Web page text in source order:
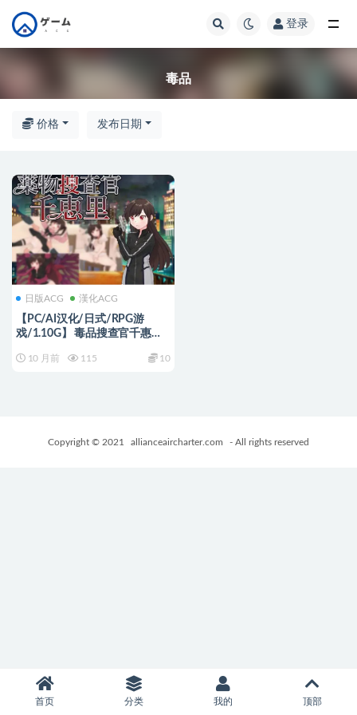
登录
毒品
价格 发布日期
日版ACG 漢化ACG
【PC/AI汉化/日式/RPG游
戏/1.10G】 毒品搜查官千惠里
版+全回想存档+日式RPG游戏
10 月前 115 10
Copyright © 2021 allianceaircharter.com - All rights reserved
首页 分类 我的 顶部